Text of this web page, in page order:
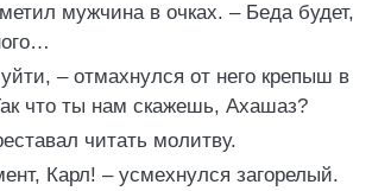
мужчина в очках. – Беда будет,
– отмахнулся от него крепыш в
что ты нам скажешь, Ахашаз?
читать молитву.
Карл! – усмехнулся загорелый.